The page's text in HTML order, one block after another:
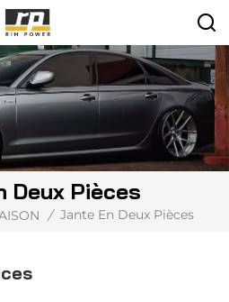
Deux Pièces
/ Jante En Deux Pièces